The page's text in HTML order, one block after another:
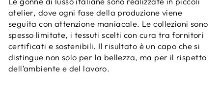
atelier, dove ogni fase della produzione viene
seguita con attenzione maniacale. Le collezioni sono
spesso limitate, i tessuti scelti con cura tra fornitori
certificati e sostenibili. Il risultato è un capo che si
distingue non solo per la bellezza, ma per il rispetto
dell’ambiente e del lavoro.